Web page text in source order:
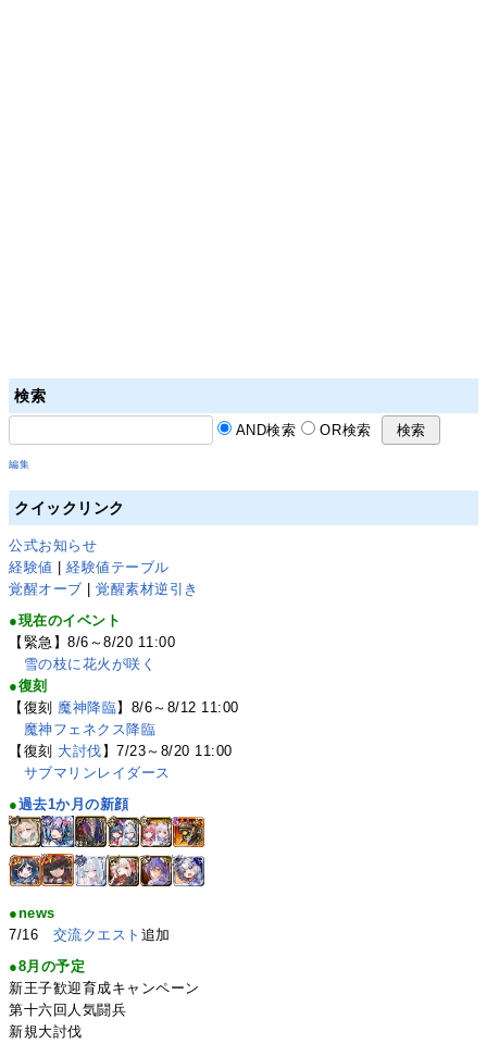
検索
AND検索 OR検索
編集
クイックリンク
公式お知らせ
経験値 |経験値テーブル
覚醒オーブ |覚醒素材逆引き
●現在のイベント
【緊急】8/6～8/20 11:00
雪の枝に花火が咲く
●復刻
【復刻 魔神降臨】8/6～8/12 11:00
魔神フェネクス降臨
【復刻 大討伐】7/23～8/20 11:00
サブマリンレイダース
●過去1か月の新顔
●news
7/16 交流クエスト 追加
●8月の予定
新王子歓迎育成キャンペーン
第十六回人気闘兵
新規大討伐